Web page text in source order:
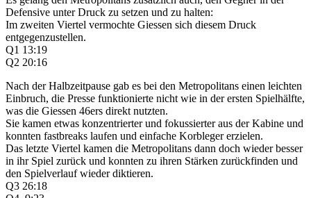
Defensive unter Druck zu setzen und zu halten:
Im zweiten Viertel vermochte Giessen sich diesem Druck
entgegenzustellen.
Q1 13:19
Q2 20:16
Nach der Halbzeitpause gab es bei den Metropolitans einen leichten
Einbruch, die Presse funktionierte nicht wie in der ersten Spielhälfte,
was die Giessen 46ers direkt nutzten.
Sie kamen etwas konzentrierter und fokussierter aus der Kabine und
konnten fastbreaks laufen und einfache Korbleger erzielen.
Das letzte Viertel kamen die Metropolitans dann doch wieder besser
in ihr Spiel zurück und konnten zu ihren Stärken zurückfinden und
den Spielverlauf wieder diktieren.
Q3 26:18